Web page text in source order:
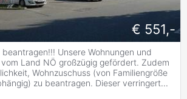
€ 551,-
beantragen!!! Unsere Wohnungen und
Land NÖ großzügig gefördert. Zudem
Wohnzuschuss (von Familiengröße
zu beantragen. Dieser verringert...